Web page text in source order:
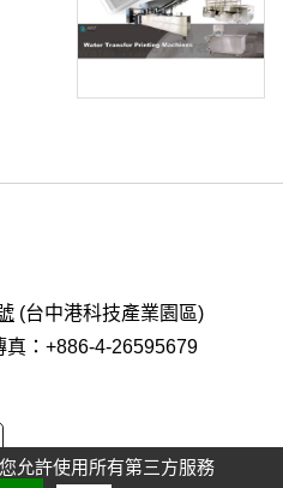
(台中港科技產業園區)
真：+886-4-26595679
允許使用所有第三方服務